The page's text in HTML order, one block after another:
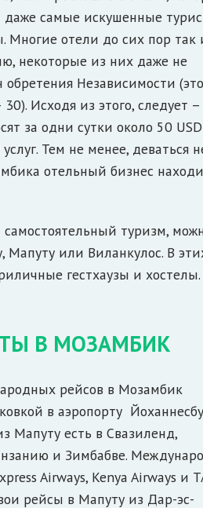
даже самые искушенные
Многие отели до сих пор так
некоторые из них даже не
обретения Независимости (это
Исходя из этого, следует –
за одни сутки около 50
Тем не менее, деваться
отельный бизнес
туризм,
Мапуту или Виланкулос. В
гестхаузы и хостелы.
В МОЗАМБИК
рейсов в Мозамбик
в аэропорту
Мапуту есть в Свазиленд,
и Зимбабве.
Airways, Kenya Airways и
рейсы в Мапуту из Дар-эс-